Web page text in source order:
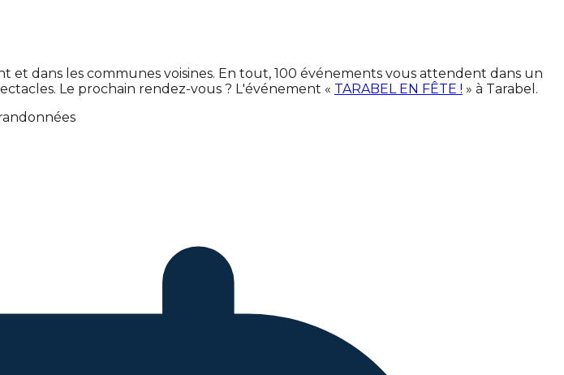
et dans les communes voisines. En tout, 100 événements vous attendent dans un
Le prochain rendez-vous ? L'événement « TARABEL EN FÊTE ! » à Tarabel.